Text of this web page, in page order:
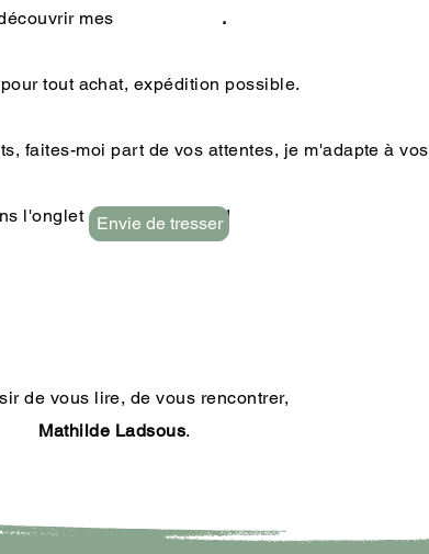
mes .
achat, expédition possible.​
faites-moi part de vos attentes, je m'adapte à vos
dans l'onglet​ !
Envie de tresser
de vous lire, de vous rencontrer,
Mathilde Ladsous.​